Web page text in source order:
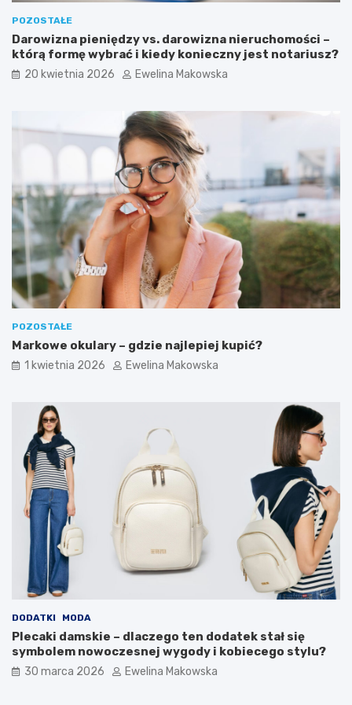
s
e
d
l
o
i
s
k
a
i
d
o
m
o
w
e
o
z
n
y
i
c
n
y
s
p
o
s
ó
b
?
POZOSTAŁE
Darowizna pieniędzy vs. darowizna nieruchomości –
którą formę wybrać i kiedy konieczny jest notariusz?
20 kwietnia 2026 Ewelina Makowska
POZOSTAŁE
Markowe okulary – gdzie najlepiej kupić?
1 kwietnia 2026 Ewelina Makowska
DODATKI MODA
Plecaki damskie – dlaczego ten dodatek stał się
symbolem nowoczesnej wygody i kobiecego stylu?
30 marca 2026 Ewelina Makowska